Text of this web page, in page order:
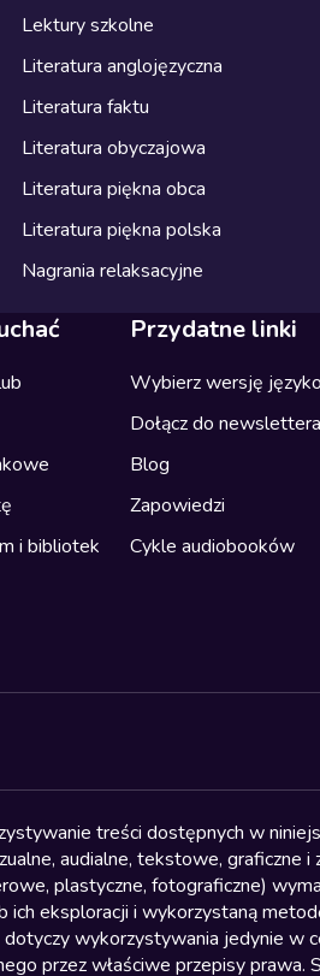
Lektury szkolne
Literatura anglojęzyczna
Literatura faktu
Literatura obyczajowa
Literatura piękna obca
Literatura piękna polska
Nagrania relaksacyjne
i bibliotek
Przydatne linki
Wybierz wersję
Dołącz do newslettera
Blog
Zapowiedzi
Cykle audiobooków
treści dostępnych w
audialne, tekstowe,
plastyczne, fotograficzne)
eksploracji i wykorzystaną
wykorzystywania jedynie w
przez właściwe przepisy prawa.